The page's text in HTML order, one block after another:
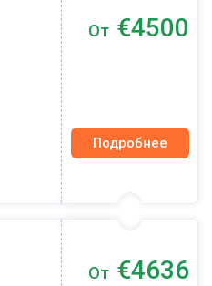
От €4500
Подробнее
От €4636